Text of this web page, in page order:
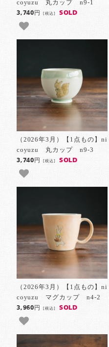
coyuzu 丸カップ n9-1
3,740円[税込] SOLD
（2026年3月）【1点もの】ni
coyuzu 丸カップ n9-3
3,740円[税込] SOLD
（2026年3月）【1点もの】ni
coyuzu マグカップ n4-2
3,960円[税込] SOLD